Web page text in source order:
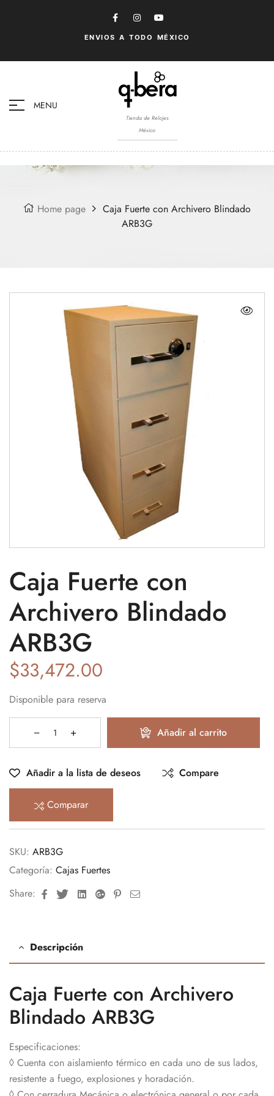
ENVIOS A TODO MÉXICO
MENU
Tienda de Relojes
México
Home page
Caja Fuerte con Archivero Blindado
ARB3G
Caja Fuerte con
Archivero Blindado
ARB3G
$33,472.00
Disponible para reserva
Añadir al carrito
Añadir a la lista de deseos Compare
Comparar
SKU: ARB3G
Categoría: Cajas Fuertes
Share:
FacebookTwitterLinkedinGoogle+Pinterest
Email
Descripción
Caja Fuerte con Archivero
Blindado ARB3G
Especificaciones:
◊ Cuenta con aislamiento térmico en cada uno de sus lados,
resistente a fuego, explosiones y horadación.